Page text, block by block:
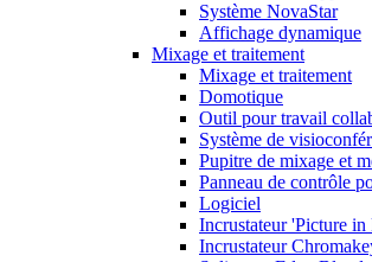
Système NovaStar
Affichage dynamique
Mixage et traitement
Mixage et traitement
Domotique
Outil pour travail
Système de
Pupitre de mixage et
Panneau de contrôle
Logiciel
Incrustateur 'Picture in
Incrustateur